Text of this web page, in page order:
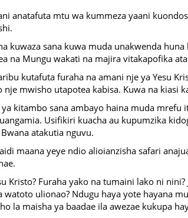
anatafuta mtu wa kummeza yaani
kuwaza sana kuwa muda unakwenda
na Mungu wakati na majira vitakapofika
kutafuta furaha na amani nje ya Yesu
nje mwisho utapotea kabisa. Kuwa na kiasi
kitambo sana ambayo haina muda mrefu
Usifikiri kuacha au kupumzika
atakutia nguvu.
maana yeye ndio alioianzisha safari
Kristo? Furaha yako na tumaini lako ni
watoto ulionao? Ndugu haya yote hayana
la maisha ya baadae ila awezae kukupa